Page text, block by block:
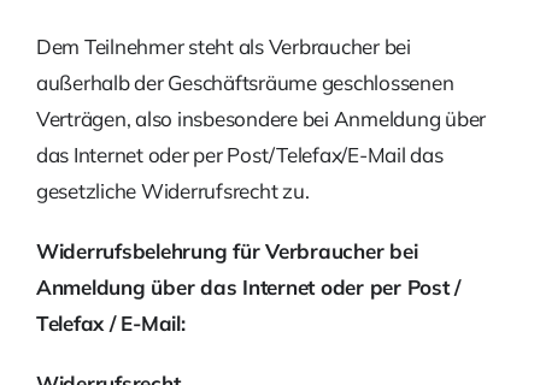
Dem Teilnehmer steht als Verbraucher bei
außerhalb der Geschäftsräume geschlossenen
Verträgen, also insbesondere bei Anmeldung über
das Internet oder per Post/Telefax/E-Mail das
gesetzliche Widerrufsrecht zu.
Widerrufsbelehrung für Verbraucher bei
Anmeldung über das Internet oder per Post /
Telefax / E-Mail: